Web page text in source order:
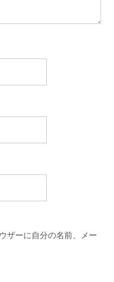
ザーに自分の名前、メー